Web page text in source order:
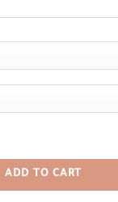
ADD TO CART